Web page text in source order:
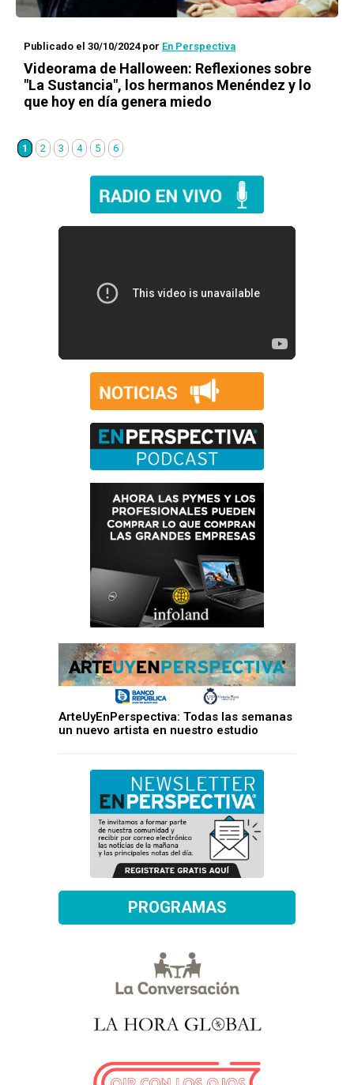
Publicado el 30/10/2024por En Perspectiva
Videorama de Halloween: Reflexiones sobre
"La Sustancia", los hermanos Menéndez y lo
que hoy en día genera miedo
1 2 3 4 5 6
ArteUyEnPerspectiva: Todas las semanas
un nuevo artista en nuestro estudio
PROGRAMAS